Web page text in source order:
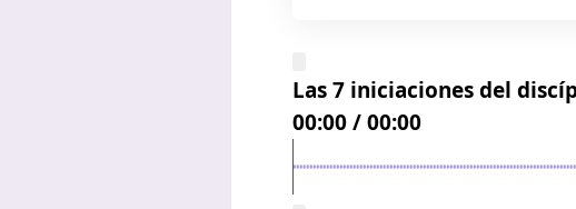
Las 7 iniciaciones del
00:00 / 00:00